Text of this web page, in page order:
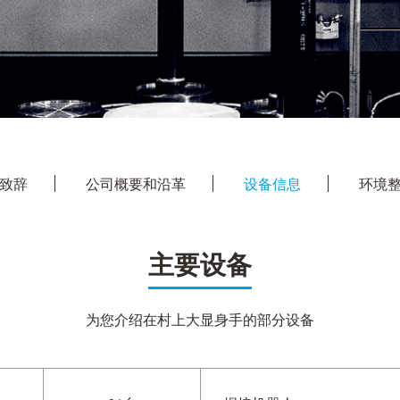
辞 公司概要和沿革 设备信息 环境
主要设备
为您介绍在村上大显身手的部分设备